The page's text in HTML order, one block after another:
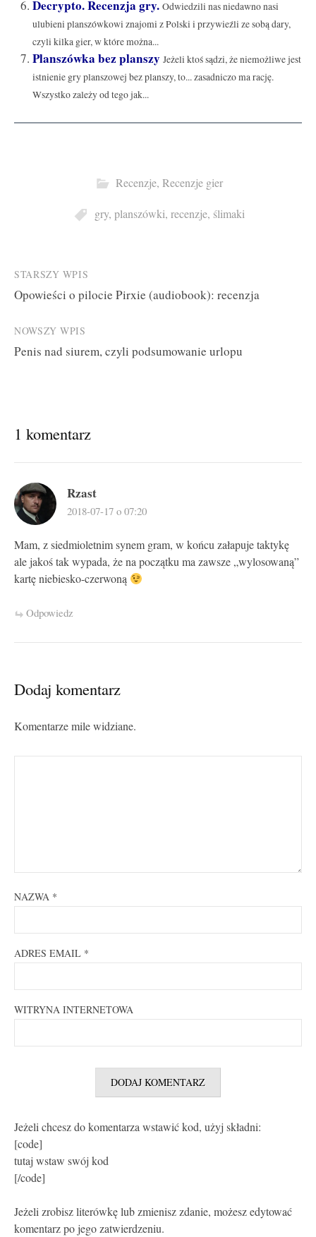
Decrypto. Recenzja gry. Odwiedzili nas niedawno nasi
ulubieni planszówkowi znajomi z Polski i przywieźli ze sobą dary,
czyli kilka gier, w które można...
Planszówka bez planszy Jeżeli ktoś sądzi, że niemożliwe jest
istnienie gry planszowej bez planszy, to... zasadniczo ma rację.
Wszystko zależy od tego jak...
Recenzje, Recenzje gier
gry, planszówki, recenzje, ślimaki
Post
navigation
STARSZY WPIS
Opowieści o pilocie Pirxie (audiobook): recenzja
NOWSZY WPIS
Penis nad siurem, czyli podsumowanie urlopu
1 komentarz
Rzast
2018-07-17 o 07:20
Mam, z siedmioletnim synem gram, w końcu załapuje taktykę
ale jakoś tak wypada, że na początku ma zawsze „wylosowaną”
kartę niebiesko-czerwoną
Odpowiedz
Dodaj komentarz
Komentarze mile widziane.
NAZWA *
ADRES EMAIL *
WITRYNA INTERNETOWA
Jeżeli chcesz do komentarza wstawić kod, użyj składni:
[code]
tutaj wstaw swój kod
[/code]
Jeżeli zrobisz literówkę lub zmienisz zdanie, możesz edytować
komentarz po jego zatwierdzeniu.